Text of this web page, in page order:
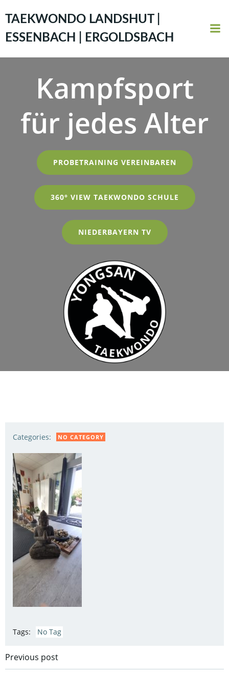
Inhalt
springen
TAEKWONDO LANDSHUT |
ESSENBACH | ERGOLDSBACH
Kampfsport
für jedes Alter
PROBETRAINING VEREINBAREN
360° VIEW TAEKWONDO SCHULE
NIEDERBAYERN TV
Categories: NO CATEGORY
Tags: No Tag
Post
Previous post